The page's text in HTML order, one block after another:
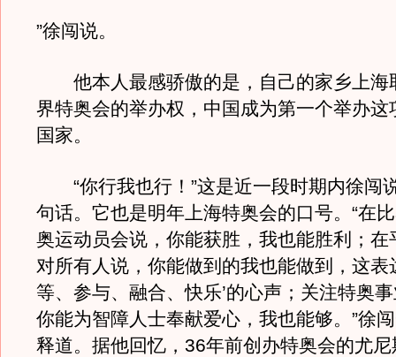
”徐闯说。
他本人最感骄傲的是，自己的家乡上海
界特奥会的举办权，中国成为第一个举办这
国家。
“你行我也行！”这是近一段时期内徐闯
句话。它也是明年上海特奥会的口号。“在
奥运动员会说，你能获胜，我也能胜利；在
对所有人说，你能做到的我也能做到，这表
等、参与、融合、快乐’的心声；关注特奥
你能为智障人士奉献爱心，我也能够。”徐
释道。据他回忆，36年前创办特奥会的尤尼